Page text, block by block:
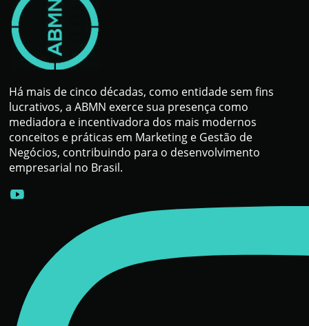
Há mais de cinco décadas, como entidade sem fins
lucrativos, a ABMN exerce sua presença como
mediadora e incentivadora dos mais modernos
conceitos e práticas em Marketing e Gestão de
Negócios, contribuindo para o desenvolvimento
empresarial no Brasil.